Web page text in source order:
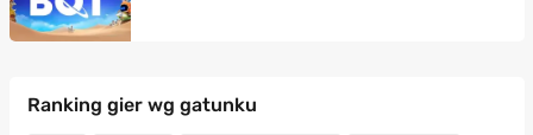
Ranking gier wg gatunku